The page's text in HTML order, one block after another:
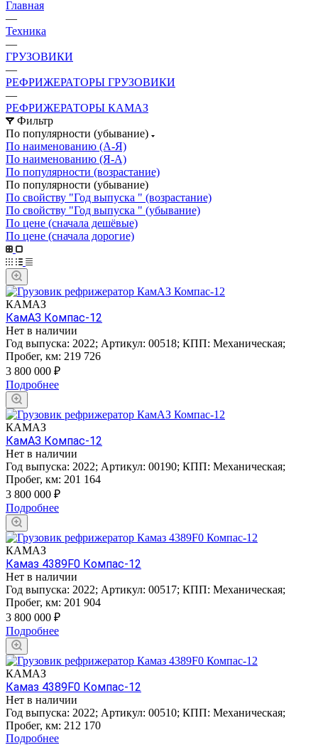
Главная
—
Техника
—
ГРУЗОВИКИ
—
РЕФРИЖЕРАТОРЫ ГРУЗОВИКИ
—
РЕФРИЖЕРАТОРЫ КАМАЗ
Фильтр
По популярности (убывание)
По наименованию (А-Я)
По наименованию (Я-А)
По популярности (возрастание)
По популярности (убывание)
По свойству "Год выпуска " (возрастание)
По свойству "Год выпуска " (убывание)
По цене (сначала дешёвые)
По цене (сначала дорогие)
КАМАЗ
КамАЗ Компас-12
Нет в наличии
Год выпуска: 2022; Артикул: 00518; КПП: Механическая;
Пробег, км: 219 726
3 800 000 ₽
Подробнее
КАМАЗ
КамАЗ Компас-12
Нет в наличии
Год выпуска: 2022; Артикул: 00190; КПП: Механическая;
Пробег, км: 201 164
3 800 000 ₽
Подробнее
КАМАЗ
Камаз 4389F0 Компас-12
Нет в наличии
Год выпуска: 2022; Артикул: 00517; КПП: Механическая;
Пробег, км: 201 904
3 800 000 ₽
Подробнее
КАМАЗ
Камаз 4389F0 Компас-12
Нет в наличии
Год выпуска: 2022; Артикул: 00510; КПП: Механическая;
Пробег, км: 212 170
Подробнее